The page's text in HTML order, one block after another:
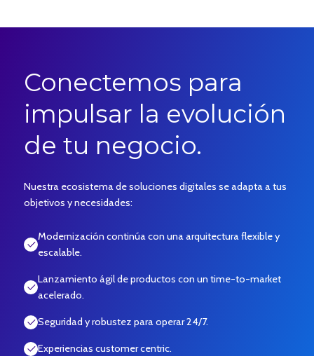
de ruta para comenzar la implementación hoy.
Conectemos para
impulsar la evolución
de tu negocio.
Nuestra ecosistema de soluciones digitales se adapta a tus
objetivos y necesidades:
Modernización continúa con una arquitectura flexible y
escalable.
Lanzamiento ágil de productos con un time-to-market
acelerado.
Seguridad y robustez para operar 24/7.
Experiencias customer centric.